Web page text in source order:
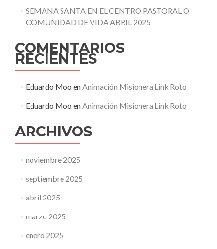
SEMANA SANTA EN EL CENTRO PASTORAL O
COMUNIDAD DE VIDA ABRIL 2025
COMENTARIOS
RECIENTES
Eduardo Moo enAnimación Misionera Link Roto
Eduardo Moo enAnimación Misionera Link Roto
ARCHIVOS
noviembre 2025
septiembre 2025
abril 2025
marzo 2025
enero 2025